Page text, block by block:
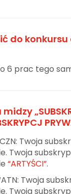
do
6 prac tego
Twoja
Twoja
“ARTYŚCI”.
Twoja
Twoja